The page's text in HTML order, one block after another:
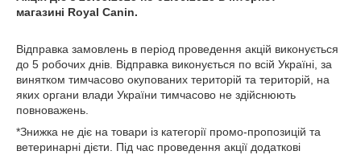
магазині Royal Canin.
Відправка замовлень в період проведення акцій виконується
до 5 робочих днів. Відправка виконується по всій Україні, за
винятком тимчасово окупованих територій та територій, на
яких органи влади України тимчасово не здійснюють
повноважень.
*Знижка не діє на товари із категорії промо-пропозицій та
ветеринарні дієти. Під час проведення акції додаткові